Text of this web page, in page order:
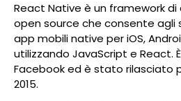
React Native è un framework
open source che consente agli
app mobili native per iOS,
utilizzando JavaScript e React.
Facebook ed è stato rilasciato
2015.